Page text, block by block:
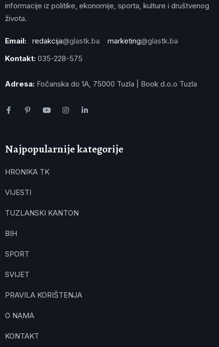
informacije iz politike, ekonomije, sporta, kulture i društvenog
života.
Email: redakcija@glastk.ba marketing@glastk.ba
Kontakt: 035-228-575
Adresa: Fočanska do 1A, 75000 Tuzla | Book d.o.o Tuzla
Najpopularnije kategorije
HRONIKA TK
VIJESTI
TUZLANSKI KANTON
BIH
SPORT
SVIJET
PRAVILA KORIŠTENJA
O NAMA
KONTAKT